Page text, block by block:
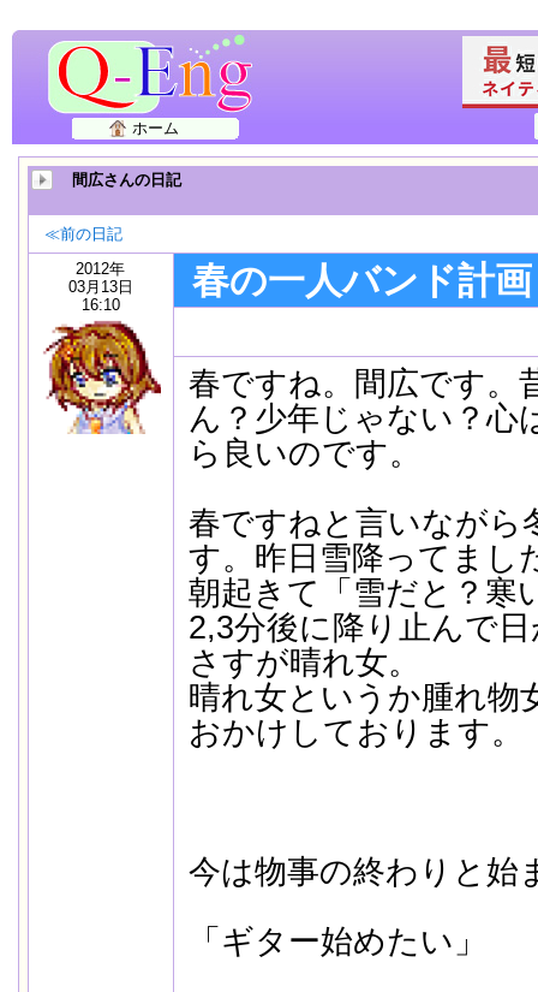
ホーム
間広さんの日記
≪前の日記
2012年
03月13日
16:10
春の一人バンド計画
春ですね。間広です。
ん？少年じゃない？心
ら良いのです。
春ですねと言いながら
す。昨日雪降ってまし
朝起きて「雪だと？寒
2,3分後に降り止んで
さすが晴れ女。
晴れ女というか腫れ物
おかけしております。
今は物事の終わりと始
「ギター始めたい」